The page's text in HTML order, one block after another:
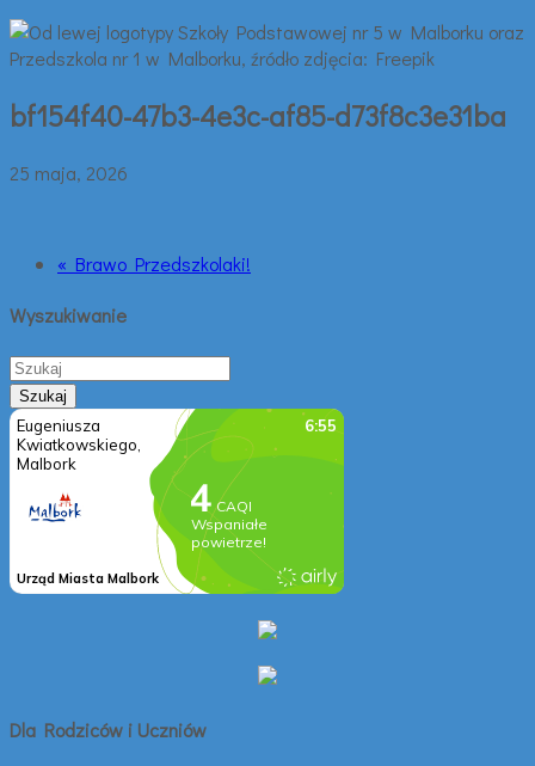
bf154f40-47b3-4e3c-af85-d73f8c3e31ba
25 maja, 2026
« Brawo Przedszkolaki!
Wyszukiwanie
Dla Rodziców i Uczniów